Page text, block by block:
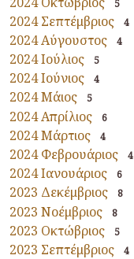
5
2024 Σεπτέμβριος 4
2024 Αύγουστος 4
2024 Ιούλιος 5
2024 Ιούνιος 4
2024 Μάιος 5
2024 Απρίλιος 6
2024 Μάρτιος 4
2024 Φεβρουάριος 4
2024 Ιανουάριος 6
2023 Δεκέμβριος 8
2023 Νοέμβριος 8
2023 Οκτώβριος 5
2023 Σεπτέμβριος 4